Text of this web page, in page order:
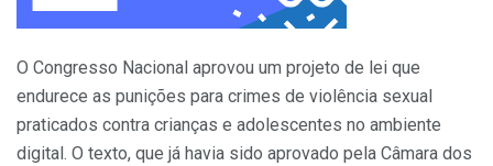
O Congresso Nacional aprovou um projeto de lei que
endurece as punições para crimes de violência sexual
praticados contra crianças e adolescentes no ambiente
digital. O texto, que já havia sido aprovado pela Câmara dos